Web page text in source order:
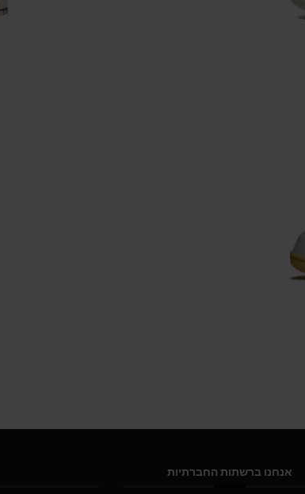
אנחנו ברשתות החברתיות